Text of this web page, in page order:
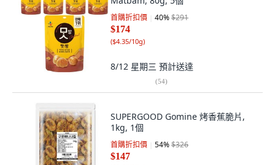
首購折扣價 40%$291
$174
($4.35/10g)
8/12 星期三 預計送達
(54)
SUPERGOOD Gomine 烤香蕉脆片,
1kg, 1個
首購折扣價 54%$326
$147